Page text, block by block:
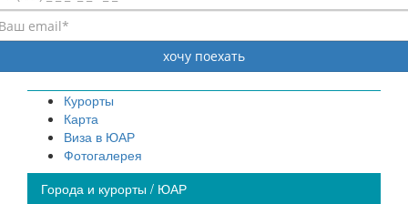
Курорты
Карта
Виза в ЮАР
Фотогалерея
Города и курорты / ЮАР